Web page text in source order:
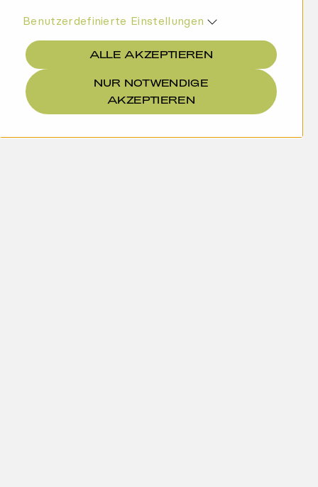
Benutzerdefinierte Einstellungen
ALLE AKZEPTIEREN
NUR NOTWENDIGE
AKZEPTIEREN